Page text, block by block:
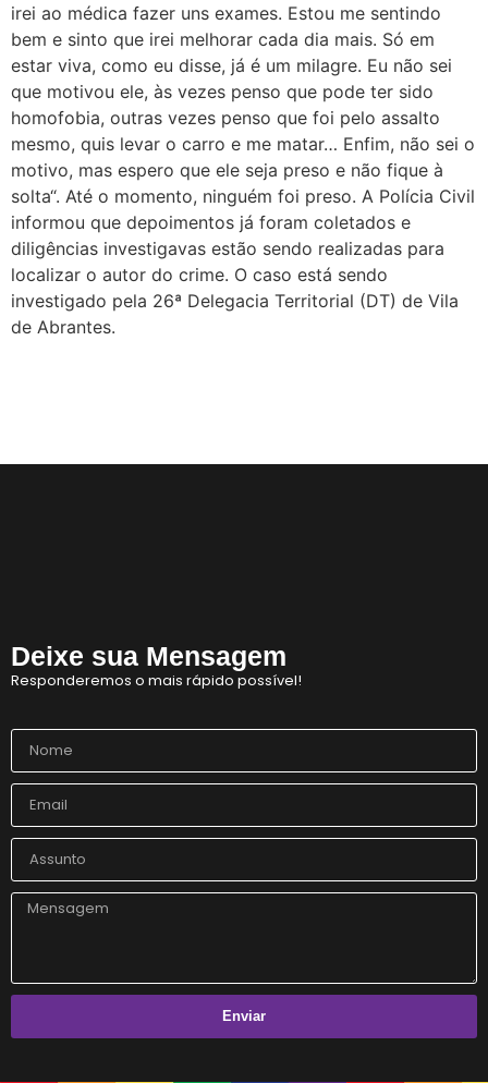
Conheça os Jurados
27º Concurso de Fantasia Gay
Cultura e Resistência: II Rainha LGBTrans
Concurso de Fantasias no Carnaval de Salvador
III Rainha LGBTrans do Carnaval de Salvador
III Rainha LGBTrans do Carnaval
Carnaval de Salvador
III Rainha do Carnaval LGBTrans da Salvador
CadÚnico Itinerante LGBT+
Ativista LGBT+ Duduka é assassinado a vários tiros em casa
Denunciar Discriminação Racial e LGBT Online
Prefeitura promove CadÚnico Itinerante LGBT+ no Centro Vida Bruno
irei ao médica fazer uns exames. Estou me sentindo
bem e sinto que irei melhorar cada dia mais. Só em
estar viva, como eu disse, já é um milagre. Eu não sei
que motivou ele, às vezes penso que pode ter sido
homofobia, outras vezes penso que foi pelo assalto
mesmo, quis levar o carro e me matar… Enfim, não sei o
motivo, mas espero que ele seja preso e não fique à
solta“. Até o momento, ninguém foi preso. A Polícia Civil
informou que depoimentos já foram coletados e
diligências investigavas estão sendo realizadas para
localizar o autor do crime. O caso está sendo
investigado pela 26ª Delegacia Territorial (DT) de Vila
de Abrantes.
Deixe sua Mensagem
Responderemos o mais rápido possível!
Enviar